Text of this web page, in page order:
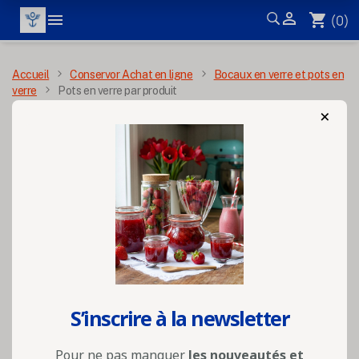
  shopping_cart (0)
MENU
Accueil Conservor Achat en ligne
Bocaux en verre et pots en
verre
Pots en verre par produit
Pots en verre par
produit
pots en verre par produit
de choisir facilement un contenant
adapté à chaque préparation : confitures,
miels, yaourts, crèmes, tartinables,
terrines, pâtés, fruits, légumes, plats
×
S’inscrire à la newsletter
Pour ne pas manquer les nouveautés et